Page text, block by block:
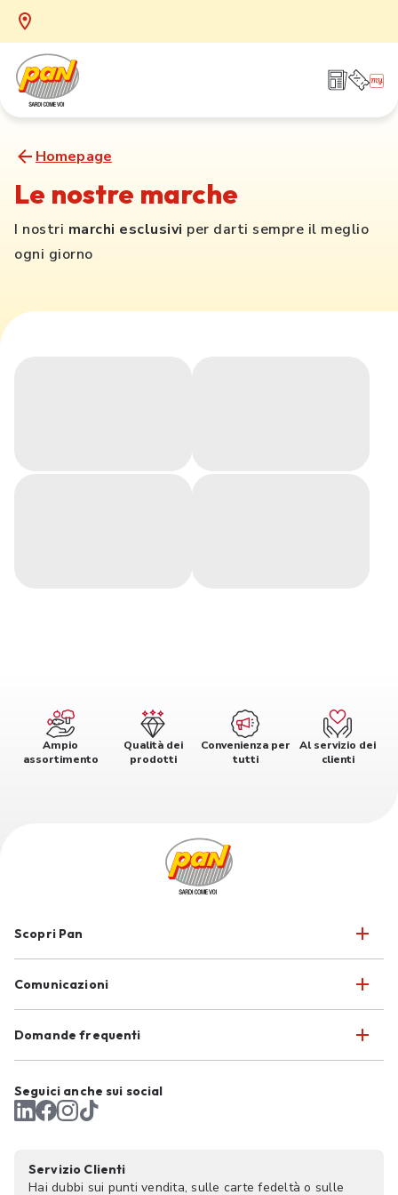
Homepage
Le nostre marche
I nostri marchi esclusivi per darti sempre il meglio
ogni giorno
Ampio
assortimento
Qualità dei
prodotti
Convenienza per
tutti
Al servizio dei
clienti
Scopri Pan
Comunicazioni
Domande frequenti
Seguici anche sui social
Servizio Clienti
Hai dubbi sui punti vendita, sulle carte fedeltà o sulle